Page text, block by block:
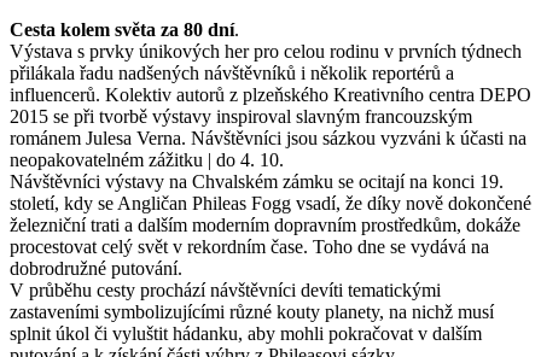
Cesta kolem světa za 80 dní.
Výstava s prvky únikových her pro celou rodinu v prvních týdnech
přilákala řadu nadšených návštěvníků i několik reportérů a
influencerů. Kolektiv autorů z plzeňského Kreativního centra DEPO
2015 se při tvorbě výstavy inspiroval slavným francouzským
románem Julesa Verna. Návštěvníci jsou sázkou vyzváni k účasti na
neopakovatelném zážitku | do 4. 10.
Návštěvníci výstavy na Chvalském zámku se ocitají na konci 19.
století, kdy se Angličan Phileas Fogg vsadí, že díky nově dokončené
železniční trati a dalším moderním dopravním prostředkům, dokáže
procestovat celý svět v rekordním čase. Toho dne se vydává na
dobrodružné putování.
V průběhu cesty prochází návštěvníci devíti tematickými
zastaveními symbolizujícími různé kouty planety, na nichž musí
splnit úkol či vyluštit hádanku, aby mohli pokračovat v dalším